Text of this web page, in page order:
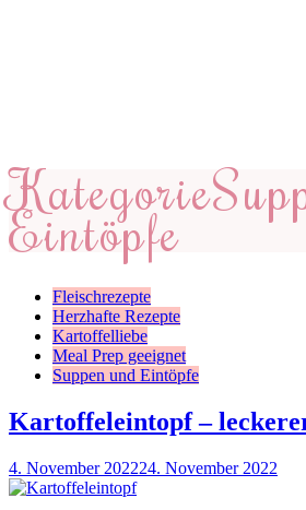
Kategorie
Eintöpfe
Fleischrezepte
Herzhafte Rezepte
Kartoffelliebe
Meal Prep geeignet
Suppen und Eintöpfe
Kartoffeleintopf –
4. November 202224. November 2022